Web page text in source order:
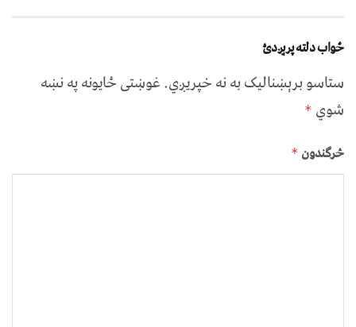
ځواب دلته پرېږدئ
ستاسو برېښناليک به نه خپريږي.غوښتى ځایونه په نښه
شوي *
څرگندون *